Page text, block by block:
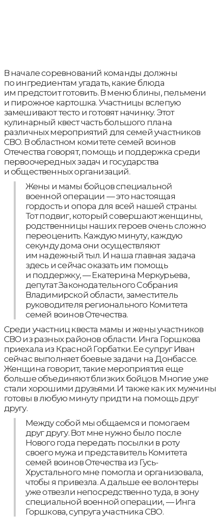
В начале соревнований команды должны
по ингредиентам угадать, какие блюда
им предстоит готовить. В меню блины, пельмени
и пирожное картошка. Участницы вслепую
замешивают тесто и готовят начинку. Этот
кулинарный квест часть большого плана
различных мероприятий для семей участников
СВО. В областном комитете семей воинов
Отечества говорят, помощь и поддержка среди
первоочередных задач и государства
и общественных организаций.
Жены и мамы бойцов специальной
военной операции — это настоящая
гордость и опора для всей нашей страны.
Тот подвиг, который совершают женщины,
родственницы наших героев очень сложно
переоценить. Каждую минуту, каждую
секунду дома они осуществляют
им надежный тыл. И наша главная задача
здесь и сейчас оказать им помощь
и поддержку, — Екатерина Меркурьева,
депутат Законодательного Собрания
Владимирской области, заместитель
руководителя регионального Комитета
семей воинов Отечества.
Среди участниц квеста мамы и жены участников
СВО из разных районов области. Инга Горшкова
приехала из Красной Горбатки. Ее супруг Иван
сейчас выполняет боевые задачи на Донбассе.
Женщина говорит, такие мероприятия еще
больше объединяют близких бойцов. Многие уже
стали хорошими друзьями. И также как их мужчины
готовы в любую минуту придти на помощь друг
другу.
Между собой мы общаемся и помогаем
друг другу. Вот мне нужно было после
Нового года передать посылки в роту
своего мужа и представитель Комитета
семей воинов Отечества из Гусь-
Хрустального мне помогла и организовала,
чтобы я привезла. А дальше ее волонтеры
уже отвезли непосредственно туда, в зону
специальной военной операции, — Инга
Горшкова, супруга участника СВО.